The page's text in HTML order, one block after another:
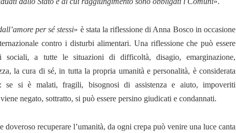
per sé stessi» è stata la riflessione di Anna Bosco in occasione
contro i disturbi alimentari. Una riflessione che può essere
a tutte le situazioni di difficoltà, disagio, emarginazione,
la cura di sé, in tutta la propria umanità e personalità, è considerata
se si è malati, fragili, bisognosi di assistenza e aiuto, impoveriti
negato, sottratto, si può essere persino giudicati e condannati.
doveroso recuperare l’umanità, da ogni crepa può venire una luce canta